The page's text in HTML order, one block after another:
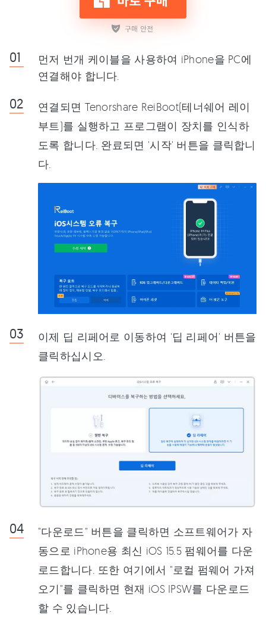
먼저 번개 케이블을 사용하여 iPhone을 PC에
연결해야 합니다.
연결되면 Tenorshare ReiBoot(테너쉐어 레이
부트)를 실행하고 프로그램이 장치를 인식하
도록 합니다. 완료되면 '시작' 버튼을 클릭합니
다.
이제 딥 리페어로 이동하여 '딥 리페어' 버튼을
클릭하십시오.
"다운로드" 버튼을 클릭하면 소프트웨어가 자
동으로 iPhone용 최신 iOS 15.5 펌웨어를 다운
로드합니다. 또한 여기에서 "로컬 펌웨어 가져
오기"를 클릭하면 현재 iOS IPSW를 다운로드
할 수 있습니다.